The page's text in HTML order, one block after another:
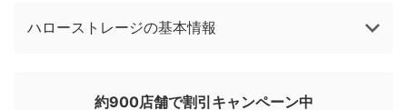
ハローストレージの基本情報
約900店舗で割引キャンペーン中